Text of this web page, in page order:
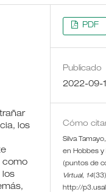
los
como
los
PDF
Publicado
2022-09-
Cómo
Silva
en Hobbes y
(puntos de
Virtual, 14
http://